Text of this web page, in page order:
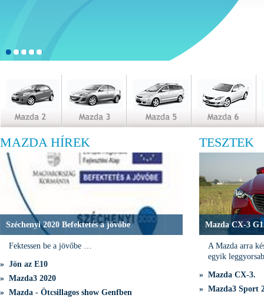
MAZDA HÍREK
Széchenyi 2020 Befektetés a jövőbe
Fektessen be a jövőbe …
» Jön az E10
» Mazda3 2020
» Mazda - Ötcsillagos show Genfben
TESZTEK
Mazda CX-3
A Mazda arra
egyik
» Mazda CX-3.
» Mazda3 Sport